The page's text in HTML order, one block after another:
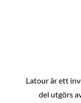
Latour är ett
del utgörs